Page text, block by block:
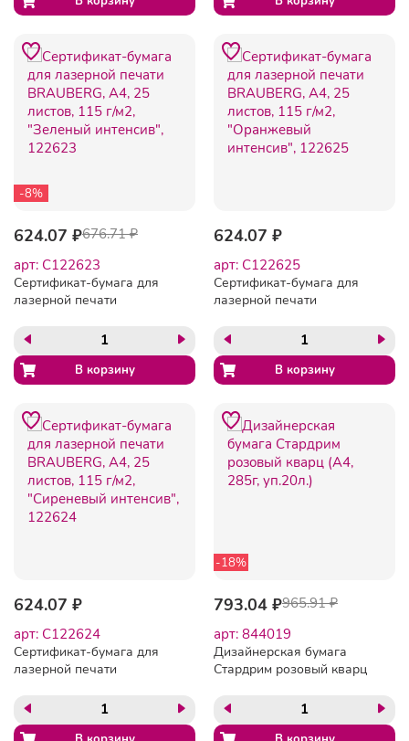
-8%
624.07 ₽676.71 ₽
арт: C122623
Сертификат-бумага для
лазерной печати
115 г/м2, "Зеленый
интенсив", 122623
624.07 ₽
арт: C122625
Сертификат-бумага для
лазерной печати
115 г/м2, "Оранжевый
интенсив", 122625
624.07 ₽
арт: C122624
Сертификат-бумага для
лазерной печати
115 г/м2, "Сиреневый
интенсив", 122624
-18%
793.04 ₽965.91 ₽
арт: 844019
Дизайнерская бумага
Стардрим розовый кварц